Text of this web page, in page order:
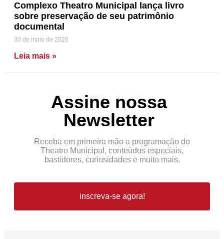
Complexo Theatro Municipal lança livro
sobre preservação de seu patrimônio
documental
30 de maio de 2026
Leia mais »
Assine nossa
Newsletter
Receba em primeira mão a programação do
Theatro Municipal, conteúdos especiais,
bastidores, curiosidades e muito mais.
inscreva-se agora!